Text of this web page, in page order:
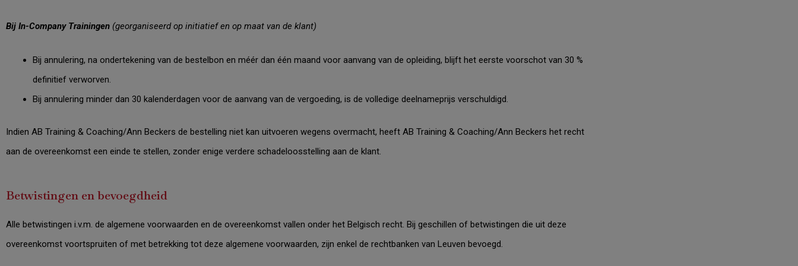
Bij In-Company Trainingen (georganiseerd op initiatief en op maat van de klant)
Bij annulering, na ondertekening van de bestelbon en méér dan één maand voor aanvang van de opleiding, blijft het eerste voorschot van 30 %
definitief verworven.
Bij annulering minder dan 30 kalenderdagen voor de aanvang van de vergoeding, is de volledige deelnameprijs verschuldigd.
Indien AB Training & Coaching/Ann Beckers de bestelling niet kan uitvoeren wegens overmacht, heeft AB Training & Coaching/Ann Beckers het recht
aan de overeenkomst een einde te stellen, zonder enige verdere schadeloosstelling aan de klant.
Betwistingen en bevoegdheid
Alle betwistingen i.v.m. de algemene voorwaarden en de overeenkomst vallen onder het Belgisch recht. Bij geschillen of betwistingen die uit deze
overeenkomst voortspruiten of met betrekking tot deze algemene voorwaarden, zijn enkel de rechtbanken van Leuven bevoegd.